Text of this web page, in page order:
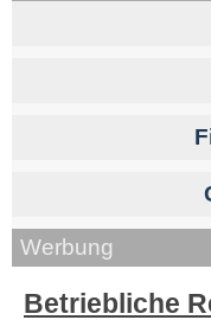
Werbung
Betriebliche